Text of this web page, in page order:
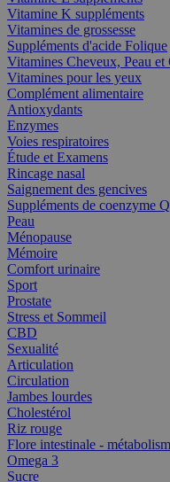
Vitamine K suppléments
Vitamines de grossesse
Suppléments d'acide Folique
Vitamines Cheveux, Peau et
Vitamines pour les yeux
Complément alimentaire
Antioxydants
Enzymes
Voies respiratoires
Étude et Examens
Rincage nasal
Saignement des gencives
Suppléments de coenzyme
Peau
Ménopause
Mémoire
Comfort urinaire
Sport
Prostate
Stress et Sommeil
CBD
Sexualité
Articulation
Circulation
Jambes lourdes
Cholestérol
Riz rouge
Flore intestinale -
Omega 3
Sucre